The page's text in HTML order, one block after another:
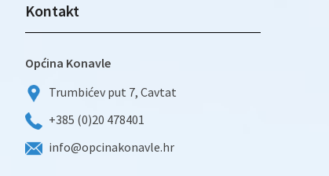
Kontakt
Općina Konavle
Trumbićev put 7, Cavtat
+385 (0)20 478401
info@opcinakonavle.hr